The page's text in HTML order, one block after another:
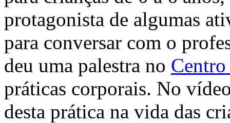
protagonista de algumas
para conversar com o
deu uma palestra no Centro
práticas corporais. No
desta prática na vida das